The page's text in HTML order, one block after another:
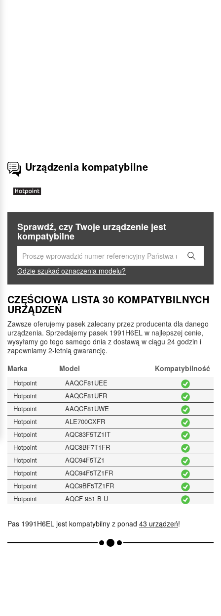
Urządzenia kompatybilne
Sprawdź, czy Twoje urządzenie jest
kompatybilne
Gdzie szukać oznaczenia modelu?
CZĘŚCIOWA LISTA 30 KOMPATYBILNYCH
URZĄDZEŃ
Zawsze oferujemy pasek zalecany przez producenta dla danego
urządzenia. Sprzedajemy pasek 1991H6EL w najlepszej cenie,
wysyłamy go tego samego dnia z dostawą w ciągu 24 godzin i
zapewniamy 2-letnią gwarancję.
Marka
Model Kompatybilność
Hotpoint
AAQCF81UEE
Hotpoint
AAQCF81UFR
Hotpoint
AAQCF81UWE
Hotpoint
ALE700CXFR
Hotpoint
AQC83F5TZ1IT
Hotpoint
AQC8BF7T1FR
Hotpoint
AQC94F5TZ1
Hotpoint
AQC94F5TZ1FR
Hotpoint
AQC9BF5TZ1FR
Hotpoint
AQCF 951 B U
Hotpoint
AQCF851BUEU
AQCF951BSFR
AQCF951BUFR
Pas 1991H6EL jest kompatybilny z ponad 43 urządzeń!